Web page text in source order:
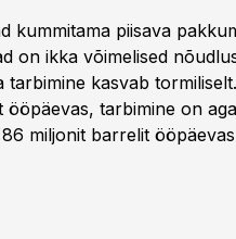
kummitama piisava
on ikka võimelised
tarbimine kasvab
tarbimine on
miljonit barrelit